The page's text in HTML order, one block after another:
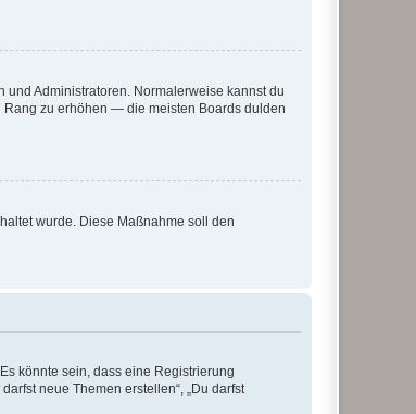
Administratoren. Normalerweise kannst du
Rang zu erhöhen — die meisten Boards dulden
wurde. Diese Maßnahme soll den
könnte sein, dass eine Registrierung
neue Themen erstellen“, „Du darfst